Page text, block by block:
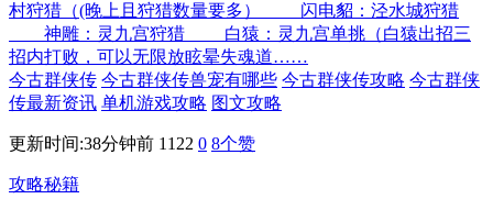
村狩猎（(晚上且狩猎数量要多） 闪电貂：泾水城狩猎
神雕：灵九宫狩猎 白猿：灵九宫单挑（白猿出招三
招内打败，可以无限放眩晕失魂道……
今古群侠传 今古群侠传兽宠有哪些 今古群侠传攻略 今古群侠
传最新资讯 单机游戏攻略 图文攻略
更新时间:38分钟前 1122 0 8个赞
攻略秘籍